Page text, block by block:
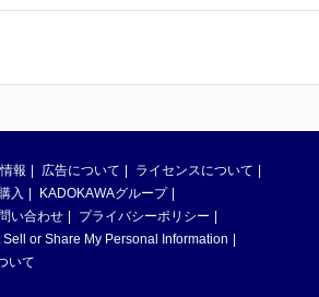
報 広告について
ライセンスについて
入
KADOKAWAグループ
い合わせ
プライバシーポリシー
Sell or Share My Personal Information
いて